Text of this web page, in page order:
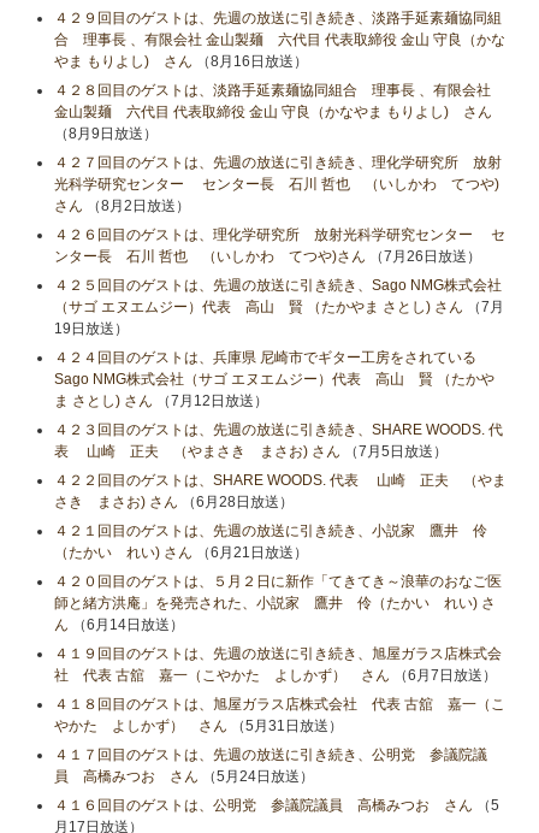
４２９回目のゲストは、先週の放送に引き続き、淡路手延素麺協同組
合 理事長 、有限会社 金山製麺 六代目 代表取締役 金山 守良（かな
やま もりよし) さん （8月16日放送）
４２８回目のゲストは、淡路手延素麺協同組合 理事長 、有限会社
金山製麺 六代目 代表取締役 金山 守良（かなやま もりよし) さん
（8月9日放送）
４２７回目のゲストは、先週の放送に引き続き、理化学研究所 放射
光科学研究センター センター長 石川 哲也 （いしかわ てつや)
さん （8月2日放送）
４２６回目のゲストは、理化学研究所 放射光科学研究センター セ
ンター長 石川 哲也 （いしかわ てつや)さん （7月26日放送）
４２５回目のゲストは、先週の放送に引き続き、Sago NMG株式会社
（サゴ エヌエムジー）代表 高山 賢 （たかやま さとし) さん （7月
19日放送）
４２４回目のゲストは、兵庫県 尼崎市でギター工房をされている
Sago NMG株式会社（サゴ エヌエムジー）代表 高山 賢 （たかや
ま さとし) さん （7月12日放送）
４２３回目のゲストは、先週の放送に引き続き、SHARE WOODS. 代
表 山崎 正夫 （やまさき まさお) さん （7月5日放送）
４２２回目のゲストは、SHARE WOODS. 代表 山崎 正夫 （やま
さき まさお) さん （6月28日放送）
４２１回目のゲストは、先週の放送に引き続き、小説家 鷹井 伶
（たかい れい) さん （6月21日放送）
４２０回目のゲストは、５月２日に新作「てきてき～浪華のおなご医
師と緒方洪庵」を発売された、小説家 鷹井 伶（たかい れい) さ
ん （6月14日放送）
４１９回目のゲストは、先週の放送に引き続き、旭屋ガラス店株式会
社 代表 古舘 嘉一（こやかた よしかず） さん （6月7日放送）
４１８回目のゲストは、旭屋ガラス店株式会社 代表 古舘 嘉一（こ
やかた よしかず） さん （5月31日放送）
４１７回目のゲストは、先週の放送に引き続き、公明党 参議院議
員 高橋みつお さん （5月24日放送）
４１６回目のゲストは、公明党 参議院議員 高橋みつお さん （5
月17日放送）